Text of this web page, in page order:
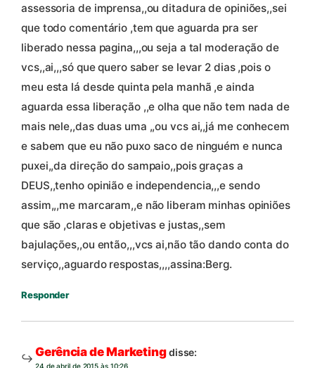
assessoria de imprensa,,ou ditadura de opiniões,,sei
que todo comentário ,tem que aguarda pra ser
liberado nessa pagina,,,ou seja a tal moderação de
vcs,,ai,,,só que quero saber se levar 2 dias ,pois o
meu esta lá desde quinta pela manhã ,e ainda
aguarda essa liberação ,,e olha que não tem nada de
mais nele,,das duas uma ,,ou vcs ai,,já me conhecem
e sabem que eu não puxo saco de ninguém e nunca
puxei,,da direção do sampaio,,pois graças a
DEUS,,tenho opinião e independencia,,,e sendo
assim,,,me marcaram,,e não liberam minhas opiniões
que são ,claras e objetivas e justas,,sem
bajulações,,ou então,,,vcs ai,não tão dando conta do
serviço,,aguardo respostas,,,,assina:Berg.
Responder
Gerência de Marketingdisse:
24 de abril de 2015 às 10:26